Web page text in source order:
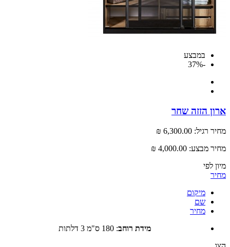
במבצע
הזזה שחר
רגיל: 6,300.00 ₪
מבצע: 4,000.00 ₪
מיקום
שם
מחיר
מידת רוחב :180 ס"מ 3 דלתות